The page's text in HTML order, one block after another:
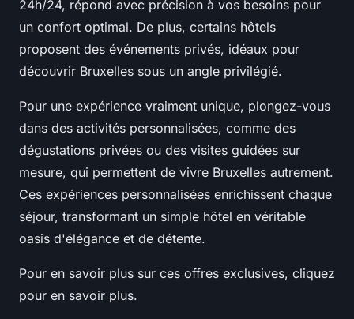
24h/24, répond avec précision à vos besoins pour
un confort optimal. De plus, certains hôtels
proposent des événements privés, idéaux pour
découvrir Bruxelles sous un angle privilégié.
Pour une expérience vraiment unique, plongez-vous
dans des activités personnalisées, comme des
dégustations privées ou des visites guidées sur
mesure, qui permettent de vivre Bruxelles autrement.
Ces expériences personnalisées enrichissent chaque
séjour, transformant un simple hôtel en véritable
oasis d'élégance et de détente.
Pour en savoir plus sur ces offres exclusives, cliquez
pour en savoir plus.